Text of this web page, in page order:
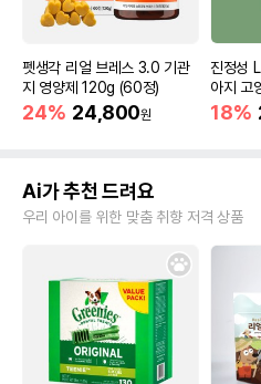
펫생각 리얼 브레스 3.0 기관
지 영양제 120g (60정)
24% 24,800원
진정성
아지 고
18%
Ai가 추천 드려요
우리 아이를 위한 맞춤 취향 저격 상품